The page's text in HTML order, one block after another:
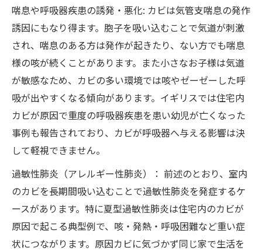
喘息や呼吸器疾患の誘発・悪化: カビは気管支喘息の発作
誘因にもなり得ます。胞子を吸い込むことで気道が刺激
され、喘息のある方は発作が起きたり、ない方でも喘息
様の咳が続くことがあります。また小さなお子様は気道
が敏感なため、カビの多い環境では咳やゼーゼーした呼
吸が出やすくなる傾向があります。イギリスでは住宅内
カビが原因で重度の呼吸器疾患を患い幼児が亡くなった
事例も報告されており、カビが呼吸器へ与える影響は決
して軽視できません。
過敏性肺炎（アレルギー性肺炎）： 前述のとおり、室内
のカビを長期間吸い込むことで過敏性肺炎を発症するケ
ースがあります。特に夏型過敏性肺炎は住宅内のカビが
原因で起こる典型例で、咳・発熱・呼吸困難など重い症
状につながります。原因カビに気づかず同じ家で生活を